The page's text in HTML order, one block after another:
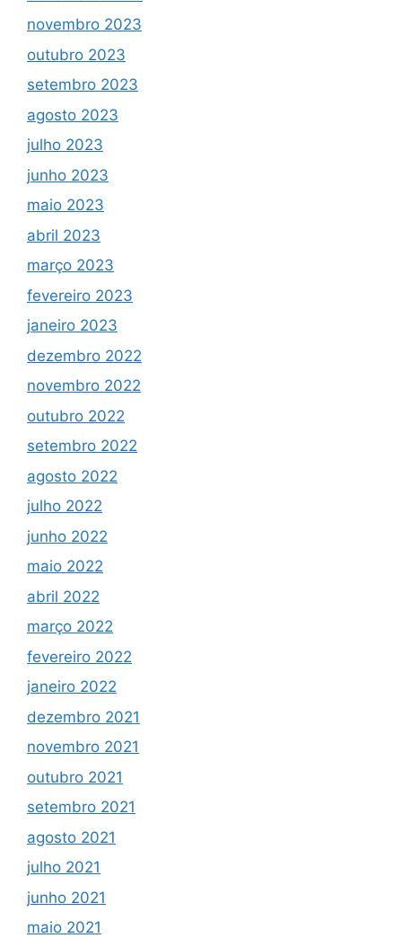
novembro 2023
outubro 2023
setembro 2023
agosto 2023
julho 2023
junho 2023
maio 2023
abril 2023
março 2023
fevereiro 2023
janeiro 2023
dezembro 2022
novembro 2022
outubro 2022
setembro 2022
agosto 2022
julho 2022
junho 2022
maio 2022
abril 2022
março 2022
fevereiro 2022
janeiro 2022
dezembro 2021
novembro 2021
outubro 2021
setembro 2021
agosto 2021
julho 2021
junho 2021
maio 2021